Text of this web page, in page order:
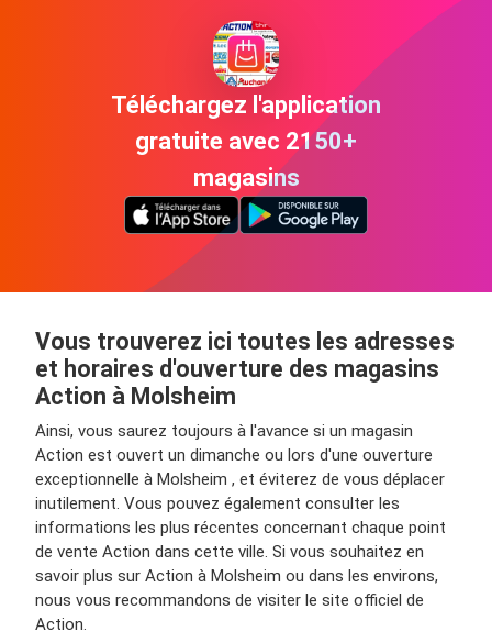
Téléchargez l'application
gratuite avec 2150+
magasins
Vous trouverez ici toutes les adresses
et horaires d'ouverture des magasins
Action à Molsheim
Ainsi, vous saurez toujours à l'avance si un magasin
Action est ouvert un dimanche ou lors d'une ouverture
exceptionnelle à Molsheim , et éviterez de vous déplacer
inutilement. Vous pouvez également consulter les
informations les plus récentes concernant chaque point
de vente Action dans cette ville. Si vous souhaitez en
savoir plus sur Action à Molsheim ou dans les environs,
nous vous recommandons de visiter le site officiel de
Action.